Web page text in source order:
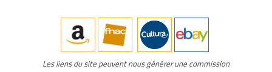
Les liens du site peuvent nous générer une commission